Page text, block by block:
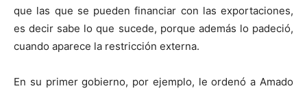
que las que se pueden financiar con las exportaciones,
es decir sabe lo que sucede, porque además lo padeció,
cuando aparece la restricción externa.
En su primer gobierno, por ejemplo, le ordenó a Amado